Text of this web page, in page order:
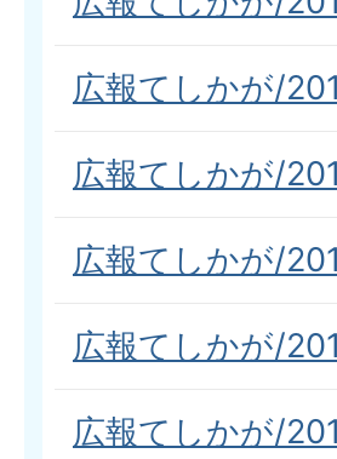
広報てしかが/
広報てしかが/
広報てしかが/
広報てしかが/
広報てしかが/